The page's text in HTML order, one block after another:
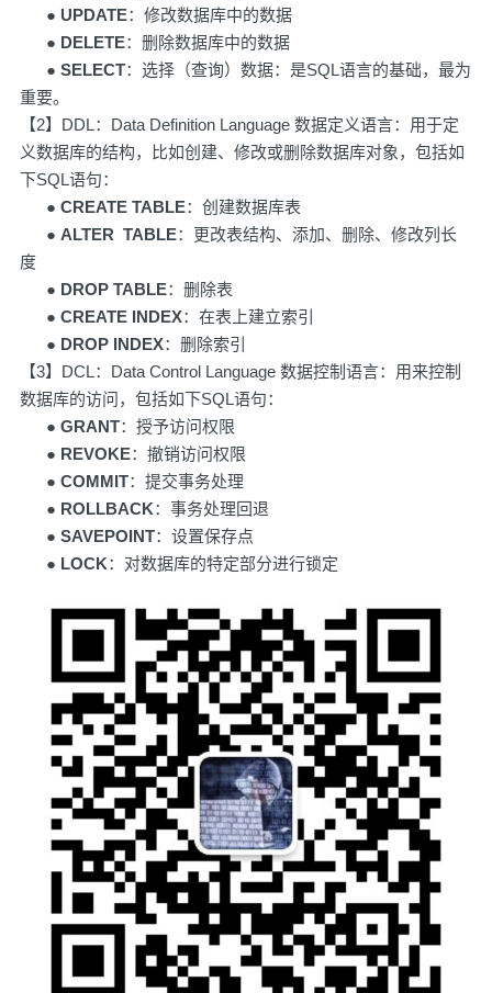
● UPDATE：修改数据库中的数据
● DELETE：删除数据库中的数据
● SELECT：选择（查询）数据：是SQL语言的基础，最为
重要。
【2】DDL：Data Definition Language 数据定义语言：用于定
义数据库的结构，比如创建、修改或删除数据库对象，包括如
下SQL语句：
● CREATE TABLE：创建数据库表
● ALTER TABLE：更改表结构、添加、删除、修改列长
度
● DROP TABLE：删除表
● CREATE INDEX：在表上建立索引
● DROP INDEX：删除索引
【3】DCL：Data Control Language 数据控制语言：用来控制
数据库的访问，包括如下SQL语句：
● GRANT：授予访问权限
● REVOKE：撤销访问权限
● COMMIT：提交事务处理
● ROLLBACK：事务处理回退
● SAVEPOINT：设置保存点
● LOCK：对数据库的特定部分进行锁定